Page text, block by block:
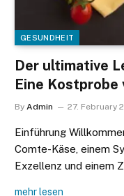
GESUNDHEIT
Der ultimative
Eine
By Admin 27. February
Einführung
Comte-Käse, einem
Exzellenz und einem
mehr lesen